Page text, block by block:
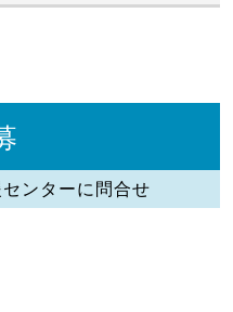
ンターに問合せ